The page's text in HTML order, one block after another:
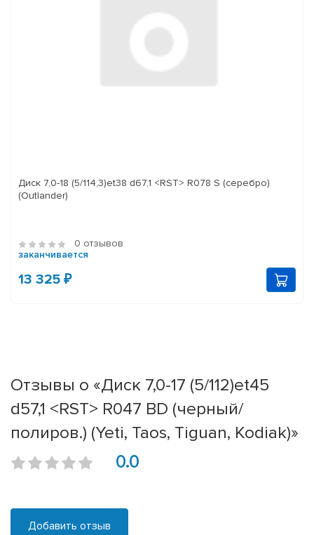
Диск 7,0-18 (5/114,3)et38 d67,1 <RST> R078 S (серебро)
(Outlander)
0 отзывов
заканчивается
13 325 ₽
Отзывы о «Диск 7,0-17 (5/112)et45
d57,1 <RST> R047 BD (черный/
полиров.) (Yeti, Taos, Tiguan, Kodiak)»
0.0
Добавить отзыв